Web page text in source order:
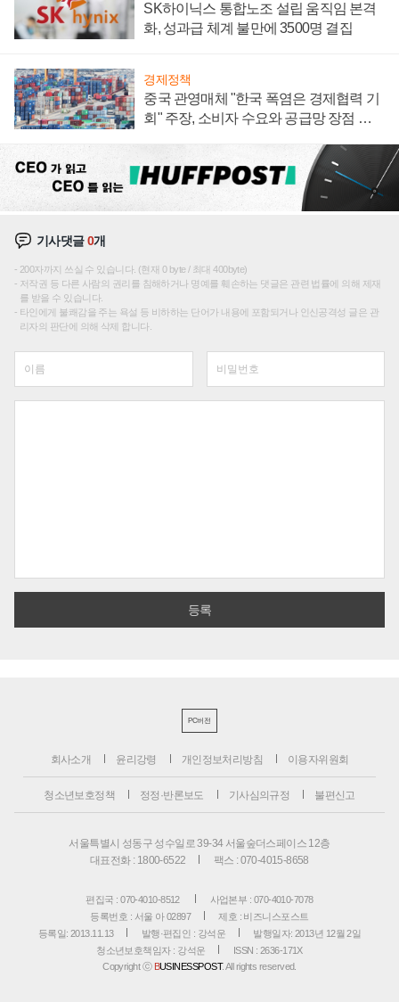
SK하이닉스 통합노조 설립 움직임 본격
화, 성과급 체계 불만에 3500명 결집
경제정책
중국 관영매체 "한국 폭염은 경제협력 기
회" 주장, 소비자 수요와 공급망 장점 강
기사댓글0개
200자까지 쓰실 수 있습니다. (현재 0 byte / 최대 400byte)
저작권 등 다른 사람의 권리를 침해하거나 명예를 훼손하는 댓글은 관련 법률에 의해 제재
를 받을 수 있습니다.
타인에게 불쾌감을 주는 욕설 등 비하하는 단어가 내용에 포함되거나 인신공격성 글은 관
리자의 판단에 의해 삭제 합니다.
PC버전
회사소개 윤리강령 개인정보처리방침 이용자위원회
청소년보호정책 정정·반론보도 기사심의규정 불편신고
서울특별시 성동구 성수일로 39-34 서울숲더스페이스 12층
대표전화 : 1800-6522
팩스 : 070-4015-8658
편집국 : 070-4010-8512
사업본부 : 070-4010-7078
등록번호 : 서울 아 02897
제호 : 비즈니스포스트
등록일: 2013.11.13
발행·편집인 : 강석운
발행일자: 2013년 12월 2일
청소년보호책임자 : 강석운
ISSN : 2636-171X
Copyright ⓒ BUSINESSPOST. All rights reserved.